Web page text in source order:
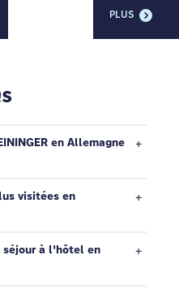
PLUS
en Allemagne
visitées en
à l'hôtel en